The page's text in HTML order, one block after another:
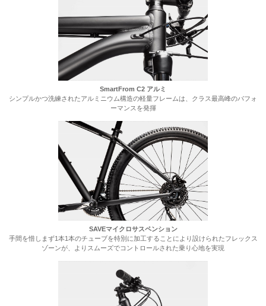
SmartFrom C2 アルミ
シンプルかつ洗練されたアルミニウム構造の軽量フレームは、クラス最高峰のパフォ
ーマンスを発揮
SAVEマイクロサスペンション
手間を惜しまず1本1本のチューブを特別に加工することにより設けられたフレックス
ゾーンが、よりスムーズでコントロールされた乗り心地を実現